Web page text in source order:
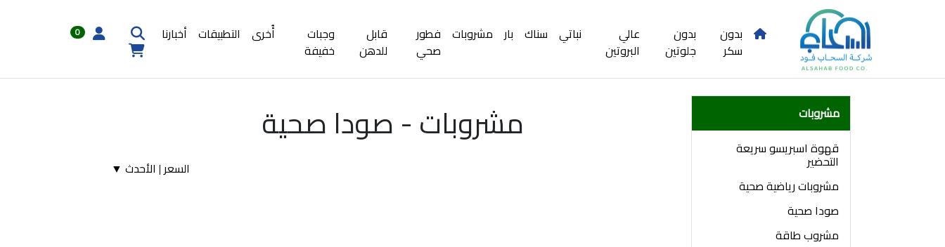
بدون
سكر
بدون
جلوتين
عالي
البروتين
نباتي سناك بار مشروبات فطور
صحي
قابل
للدهن
وجبات
خفيفة
أُخرى التطبيقات أخبارنا 0
مشروبات
قهوة اسبريسو سريعة
التحضير
مشروبات رياضية صحية
صودا صحية
مشروب طاقة
مشروبات - صودا صحية
السعر| الأحدث ▼